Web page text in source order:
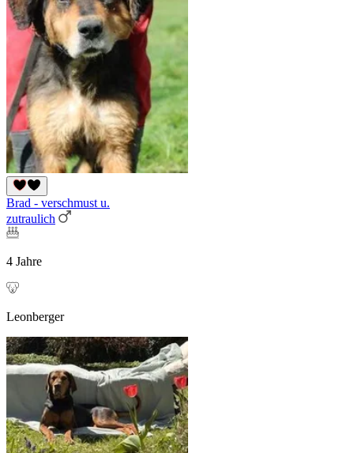
Brad - verschmust u.
zutraulich
4 Jahre
Leonberger